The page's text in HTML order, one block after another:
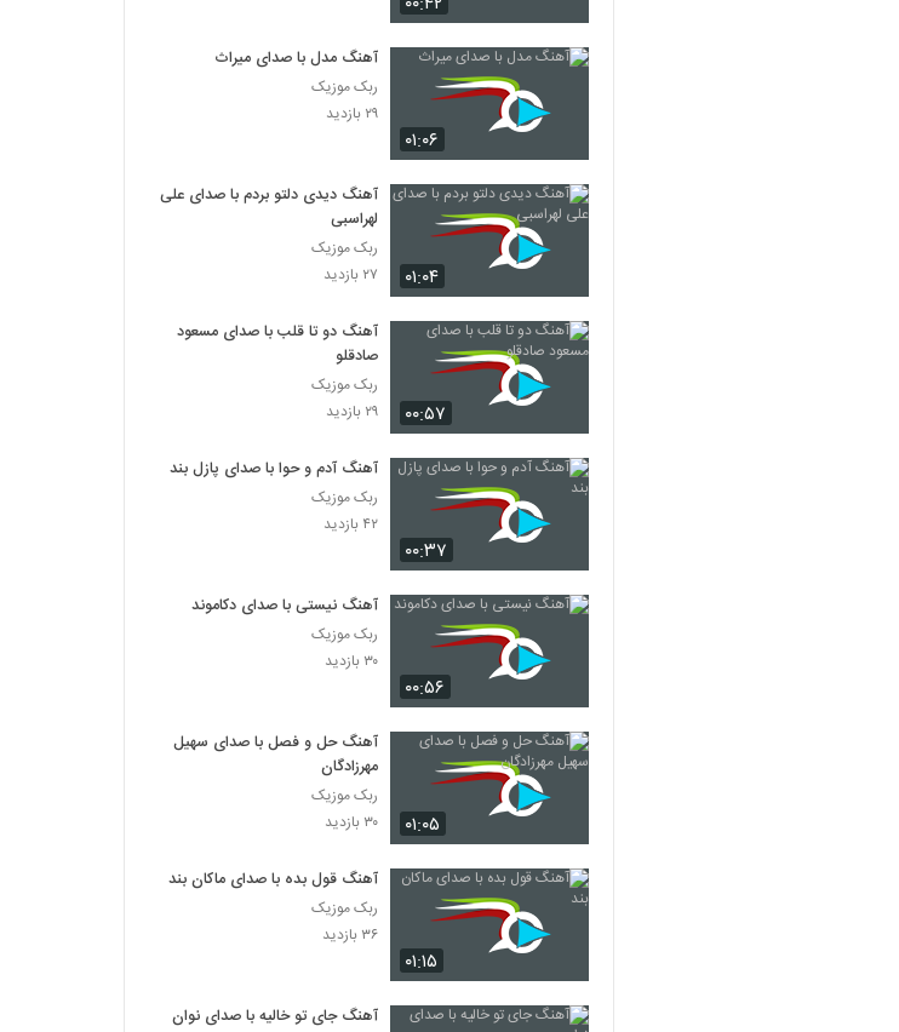
۰۱:۰۶
آهنگ مدل با صدای میراث
ربک موزیک
۲۹ بازدید
۰۱:۰۴
آهنگ دیدی دلتو بردم با صدای علی
لهراسبی
ربک موزیک
۲۷ بازدید
۰۰:۵۷
آهنگ دو تا قلب با صدای مسعود
صادقلو
ربک موزیک
۲۹ بازدید
۰۰:۳۷
آهنگ آدم و حوا با صدای پازل بند
ربک موزیک
۴۲ بازدید
۰۰:۵۶
آهنگ نیستی با صدای دکاموند
ربک موزیک
۳۰ بازدید
۰۱:۰۵
آهنگ حل و فصل با صدای سهیل
مهرزادگان
ربک موزیک
۳۰ بازدید
۰۱:۱۵
آهنگ قول بده با صدای ماکان بند
ربک موزیک
۳۶ بازدید
آهنگ جای تو خالیه با صدای نوان